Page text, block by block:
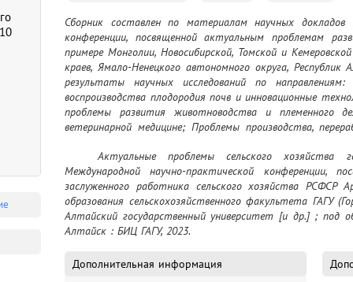
Сборник составлен по материалам научных докладов
конференции, посвященной актуальным проблемам
примере Монголии, Новосибирской, Томской и
краев, Ямало-Ненецкого автономного округа,
результаты научных исследований по
воспроизводства плодородия почв и инновационные
проблемы развития животноводства и племенного
ветеринарной медицине; Проблемы производства,
	Актуальные проблемы сельского хозяйства горных территорий : материалы IX
Международной научно-практической конференции,
заслуженного работника сельского хозяйства РСФСР
образования сельскохозяйственного факультета ГАГУ
Алтайский государственный университет [и др.] ; под
Алтайск : БИЦ ГАГУ, 2023.
Дополнительная информация